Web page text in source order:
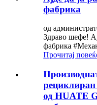
фабрика
од
Здраво шефе!
фабрика
Прочитај
од HUATE